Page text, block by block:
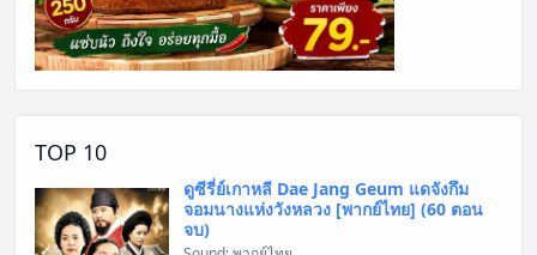
TOP 10
ดูซีรี่ย์เกาหลี Dae Jang Geum แดจังกึม
จอมนางแห่งวังหลวง [พากย์ไทย] (60 ตอน
จบ)